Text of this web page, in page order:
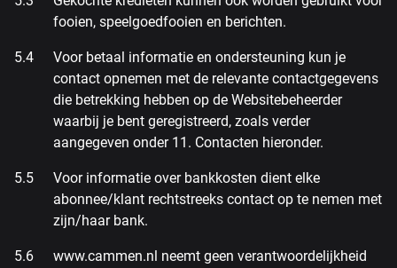
fooien, speelgoedfooien en berichten.
Voor betaal informatie en ondersteuning kun je
contact opnemen met de relevante contactgegevens
die betrekking hebben op de Websitebeheerder
waarbij je bent geregistreerd, zoals verder
aangegeven onder 11. Contacten hieronder.
Voor informatie over bankkosten dient elke
abonnee/klant rechtstreeks contact op te nemen met
zijn/haar bank.
www.cammen.nl neemt geen verantwoordelijkheid